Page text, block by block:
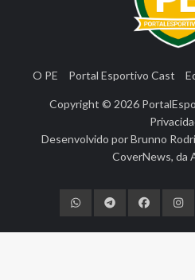
O PE Portal Esportivo Cast
Copyright © 2026
Desenvolvido porBrunno
CoverNews, da